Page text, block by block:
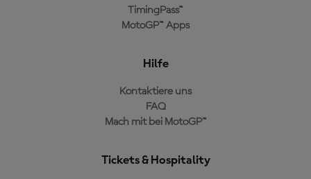
TimingPass™
MotoGP™ Apps
Hilfe
Kontaktiere uns
FAQ
Mach mit bei MotoGP™
Tickets & Hospitality